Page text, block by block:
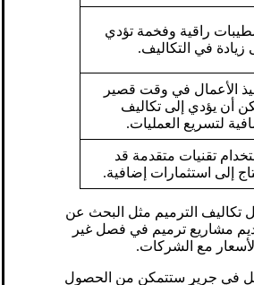
راقية وفخمة تؤدي
زيادة في التكاليف.
الأعمال في وقت قصير
أن يؤدي إلى تكاليف
لتسريع العمليات.
تقنيات متقدمة قد
إلى استثمارات إضافية.
تكاليف الترميم مثل البحث عن
مشاريع ترميم في فصل غير
مع الشركات.
في جرير ستتمكن من الحصول